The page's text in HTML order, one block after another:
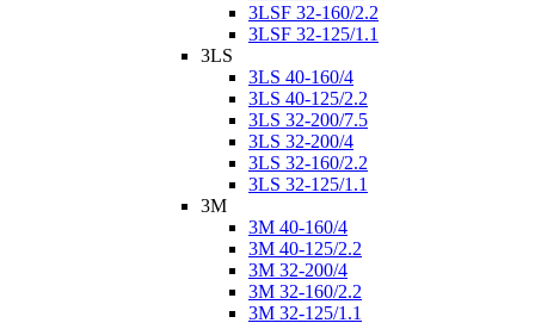
3LSF 32-160/2.2
3LSF 32-125/1.1
3LS
3LS 40-160/4
3LS 40-125/2.2
3LS 32-200/7.5
3LS 32-200/4
3LS 32-160/2.2
3LS 32-125/1.1
3M
3M 40-160/4
3M 40-125/2.2
3M 32-200/4
3M 32-160/2.2
3M 32-125/1.1